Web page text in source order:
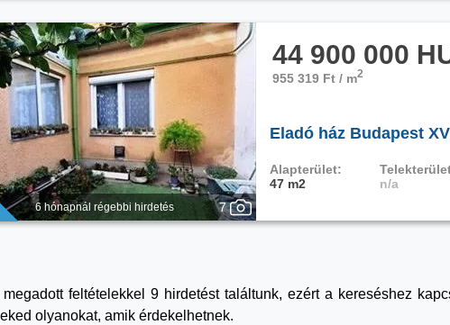
6 hónapnál régebbi hirdetés 7
44 900 000
955 319 Ft / m2
Eladó ház Budapest
Alapterület:
47 m2
n/a
megadott feltételekkel 9 hirdetést találtunk, ezért a kereséshez
olyanokat, amik érdekelhetnek.